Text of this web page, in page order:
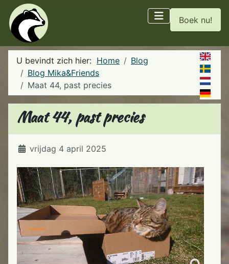
Boek nu!
U bevindt zich hier: Home
Blog
Blog Mika&Friends
Maat 44, past precies
Maat 44, past precies
Details
vrijdag 4 april 2025